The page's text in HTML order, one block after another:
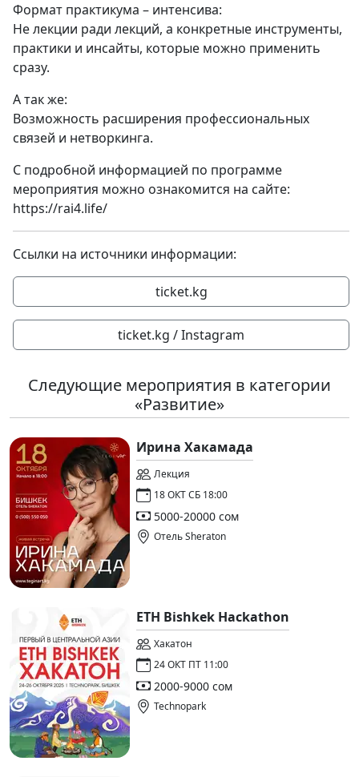
Формат практикума – интенсива:
Не лекции ради лекций, а конкретные инструменты,
практики и инсайты, которые можно применить
сразу.
А так же:
Возможность расширения профессиональных
связей и нетворкинга.
С подробной информацией по программе
мероприятия можно ознакомится на сайте:
https://rai4.life/
Ссылки на источники информации:
ticket.kg
ticket.kg / Instagram
Следующие мероприятия в категории
«Развитие»
Ирина Хакамада
Лекция
18 ОКТ СБ 18:00
5000-20000 сом
Отель Sheraton
ETH Bishkek Hackathon
Хакатон
24 ОКТ ПТ 11:00
2000-9000 сом
Technopark